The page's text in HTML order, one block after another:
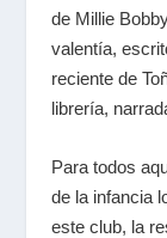
de Millie
valentía,
reciente de
librería,
Para todos
de la infancia
este club, la